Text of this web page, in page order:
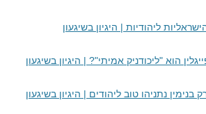
ליהודיות | היגיון בשיגעון
הוא "ליכודניק אמיתי"? | היגיון בשיגעון
בנימין נתניהו טוב ליהודים | היגיון בשיגעון